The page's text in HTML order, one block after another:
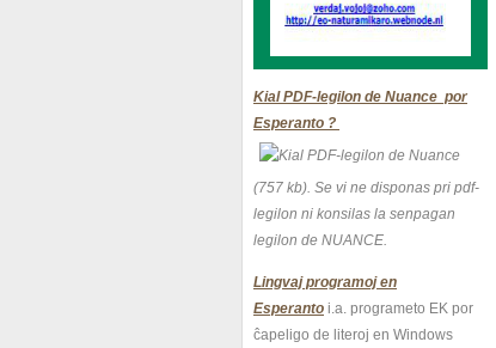
Kial PDF-legilon de Nuance por
Esperanto ?
(757 kb). Se vi ne disponas pri pdf-
legilon ni konsilas la senpagan
legilon de NUANCE.
Lingvaj programoj en
Esperanto i.a. programeto EK por
ĉapeligo de literoj en Windows